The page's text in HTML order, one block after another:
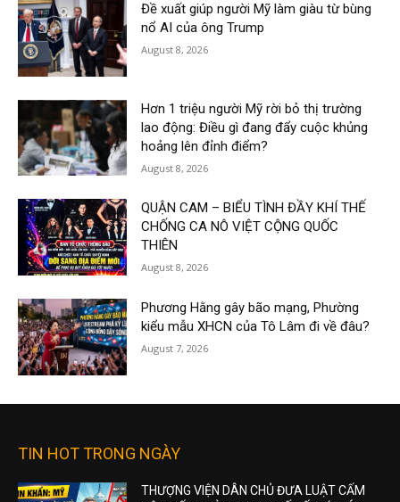
Đề xuất giúp người Mỹ làm giàu từ bùng
nổ AI của ông Trump
August 8, 2026
Hơn 1 triệu người Mỹ rời bỏ thị trường
lao động: Điều gì đang đẩy cuộc khủng
hoảng lên đỉnh điểm?
August 8, 2026
QUẬN CAM – BIỂU TÌNH ĐẦY KHÍ THẾ
CHỐNG CA NÔ VIỆT CỘNG QUỐC
THIÊN
August 8, 2026
Phương Hằng gây bão mạng, Phường
kiểu mẫu XHCN của Tô Lâm đi về đâu?
August 7, 2026
TIN HOT TRONG NGÀY
THƯỢNG VIỆN DÂN CHỦ ĐƯA LUẬT CẤM